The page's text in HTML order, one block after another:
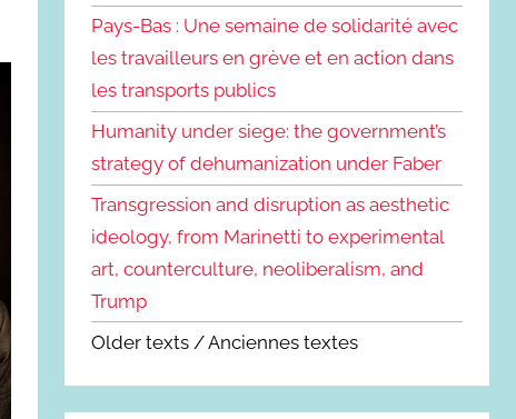
Pays-Bas : Une semaine de solidarité avec
les travailleurs en grève et en action dans
les transports publics
Humanity under siege: the government’s
strategy of dehumanization under Faber
Transgression and disruption as aesthetic
ideology, from Marinetti to experimental
art, counterculture, neoliberalism, and
Trump
Older texts / Anciennes textes